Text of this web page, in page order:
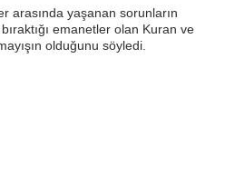
arasında yaşanan sorunların
emanetler olan Kuran ve
olduğunu söyledi.